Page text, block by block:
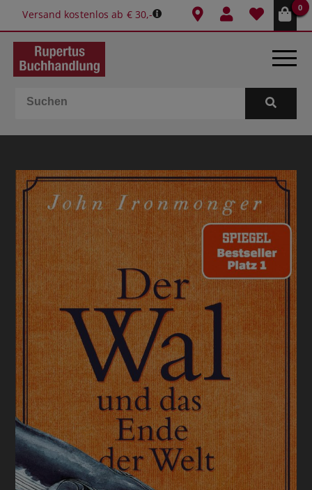
Versand kostenlos ab € 30,-
0
BÜCHER
SPIELE
GESCHENKIDEEN & MEHR
SCHULE & BÜRO
BUCHTIPPS